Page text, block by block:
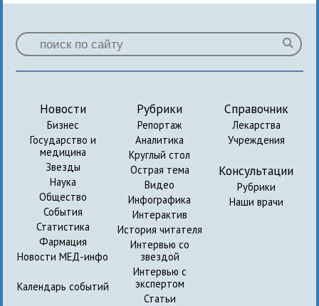
Новости
Бизнес
Государство и
медицина
Звезды
Наука
Общество
События
Статистика
Фармация
Новости МЕД-инфо
Календарь событий
Рубрики
Репортаж
Аналитика
Круглый стол
Острая тема
Видео
Инфографика
Интерактив
История читателя
Интервью со
звездой
Интервью с
экспертом
Статьи
Справочник
Лекарства
Учреждения
Консультации
Рубрики
Наши врачи